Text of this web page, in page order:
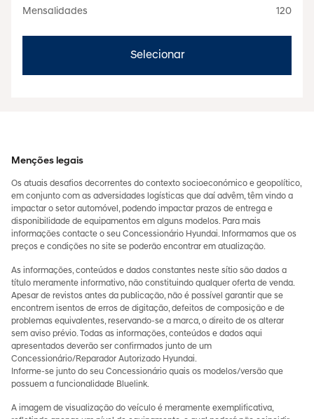
Mensalidades
120
Selecionar
Menções legais
Os atuais desafios decorrentes do contexto socioeconómico e geopolítico,
em conjunto com as adversidades logísticas que daí advêm, têm vindo a
impactar o setor automóvel, podendo impactar prazos de entrega e
disponibilidade de equipamentos em alguns modelos. Para mais
informações contacte o seu Concessionário Hyundai. Informamos que os
preços e condições no site se poderão encontrar em atualização.
As informações, conteúdos e dados constantes neste sítio são dados a
título meramente informativo, não constituindo qualquer oferta de venda.
Apesar de revistos antes da publicação, não é possível garantir que se
encontrem isentos de erros de digitação, defeitos de composição e de
problemas equivalentes, reservando-se a marca, o direito de os alterar
sem aviso prévio. Todas as informações, conteúdos e dados aqui
apresentados deverão ser confirmados junto de um
Concessionário/Reparador Autorizado Hyundai.
Informe-se junto do seu Concessionário quais os modelos/versão que
possuem a funcionalidade Bluelink.
A imagem de visualização do veículo é meramente exemplificativa,